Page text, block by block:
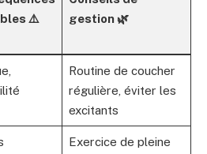
⚠️
gestion 🌿
Routine de coucher
régulière, éviter les
excitants
Exercice de pleine